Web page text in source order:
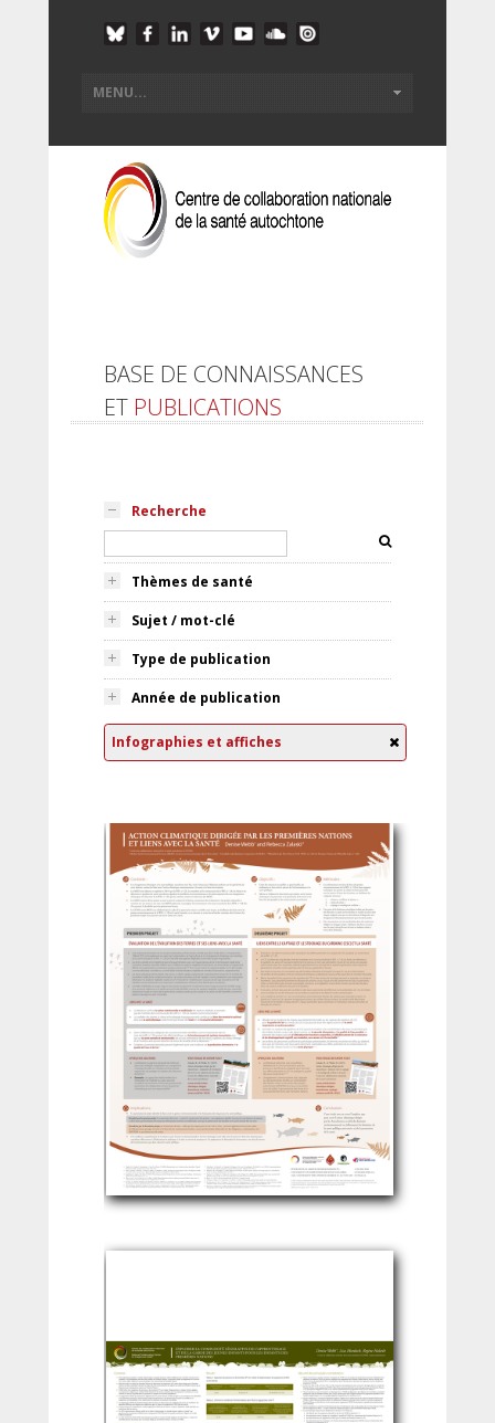
BASE DE CONNAISSANCES
ET PUBLICATIONS
Recherche
Thèmes de santé
Sujet / mot-clé
Type de publication
Année de publication
Infographies et affiches